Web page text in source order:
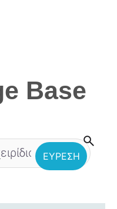
Base